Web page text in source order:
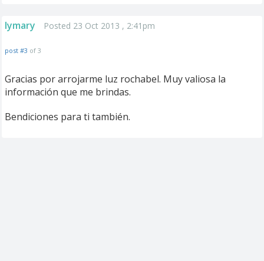
lymary Posted 23 Oct 2013 , 2:41pm
post #3 of 3
Gracias por arrojarme luz rochabel. Muy valiosa la
información que me brindas.
Bendiciones para ti también.